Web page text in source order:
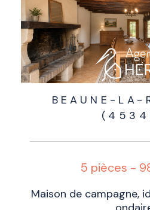
BEAUNE-LA-
5 pièces -
Maison de campagne,